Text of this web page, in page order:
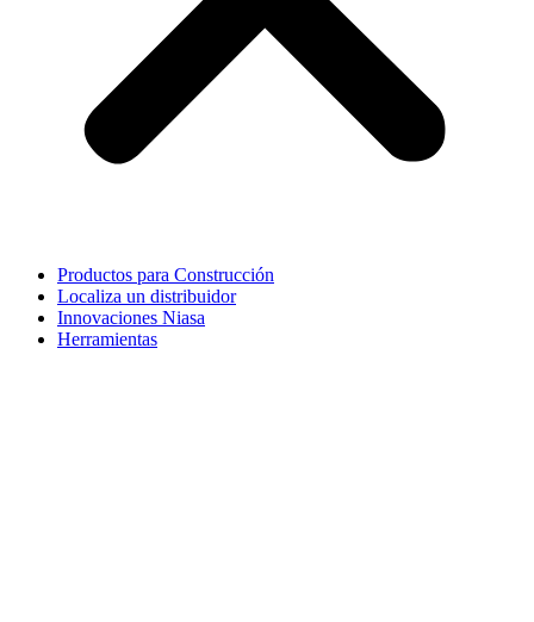
Productos para Construcción
Localiza un distribuidor
Innovaciones Niasa
Herramientas